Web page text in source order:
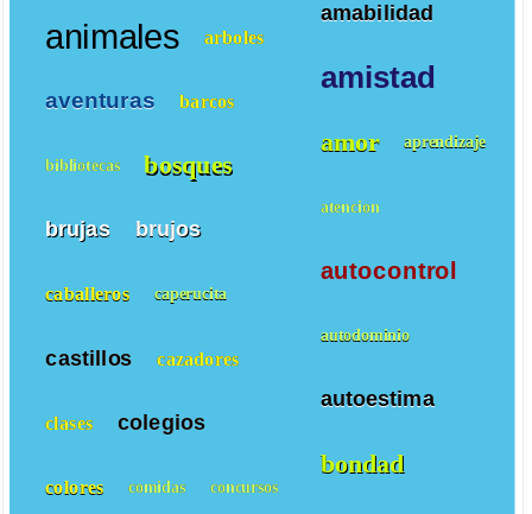
amabilidad
amistad
amor aprendizaje
atencion
autocontrol
autodominio
autoestima
bondad
animales arboles
aventuras barcos
bibliotecas bosques
brujas brujos
caballeros caperucita
castillos cazadores
clases colegios
colores comidas concursos